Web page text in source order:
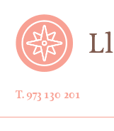
T. 973 130 201